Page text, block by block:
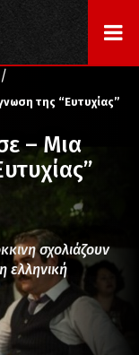
/
της “Ευτυχίας”
– Μια
σχολιάζουν
ελληνική